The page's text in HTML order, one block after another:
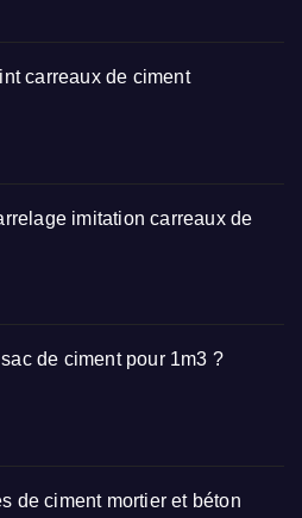
carreaux de ciment
imitation carreaux de
de ciment pour 1m3 ?
de ciment mortier et béton